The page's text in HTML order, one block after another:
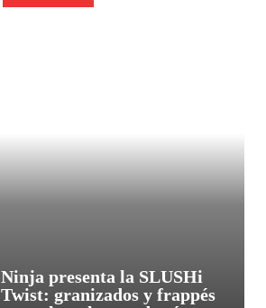
Ninja presenta la SLUSHi
Twist: granizados y frappés